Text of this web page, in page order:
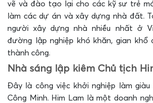
vẽ và đào tạo lại cho các kỹ sư trẻ
làm các dự án và xây dựng nhà đất.
người xây dựng nhà nhiều nhất ở
đường lập nghiệp khó khăn, gian khổ
thành công.
Nhà sáng lập kiêm Chủ tịch
Đây là công việc khởi nghiệp làm
Công Minh. Him Lam là một doanh